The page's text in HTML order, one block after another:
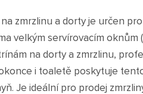
zmrzlinu a dorty je určen
velkým servírovacím oknům
na dorty a zmrzlinu,
i toaletě poskytuje
Je ideální pro prodej